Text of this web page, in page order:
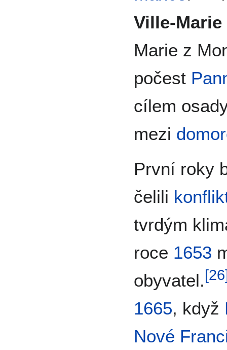
Ville-
Marie z
počest
cílem
mezi
První roky
čelili
tvrdým
roce 1653
obyvatel. [26
1665, když
Nové